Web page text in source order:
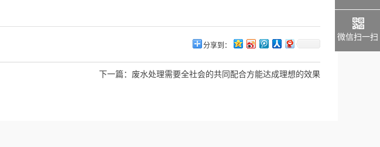
分享到：
下一篇： 废水处理需要全社会的共同配合方能达成理想的效果
微信扫一扫